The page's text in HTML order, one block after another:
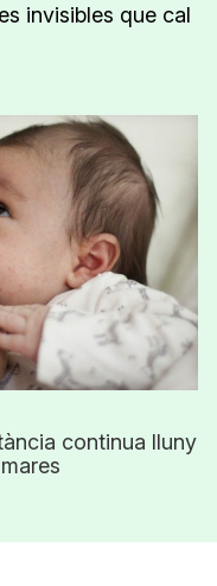
invisibles que cal
continua lluny